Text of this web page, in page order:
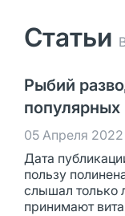
Статьи
Рыбий
05 Апреля 2022
Дата
пользу
слышал только
принимают